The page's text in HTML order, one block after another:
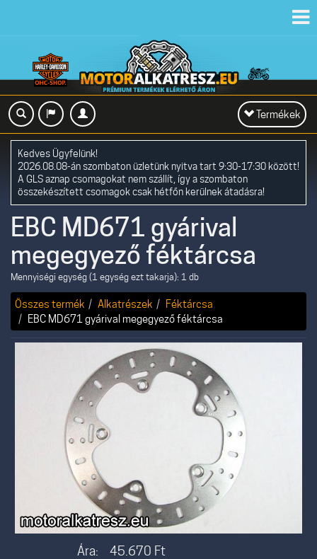
Toggle
navigation
Termékek
Kedves Ügyfelünk!
2026.08.08-án szombaton üzletünk nyitva tart 9:30-17:30 között!
A GLS aznap csomagokat nem szállít, így a szombaton
összekészített csomagok csak hétfőn kerülnek átadásra!
EBC MD671 gyárival
megegyező féktárcsa
Mennyiségi egység (1 egység ezt takarja): 1 db
Összes termék Alkatrészek
Féktárcsa
EBC MD671 gyárival megegyező féktárcsa
Ára: 45.670 Ft